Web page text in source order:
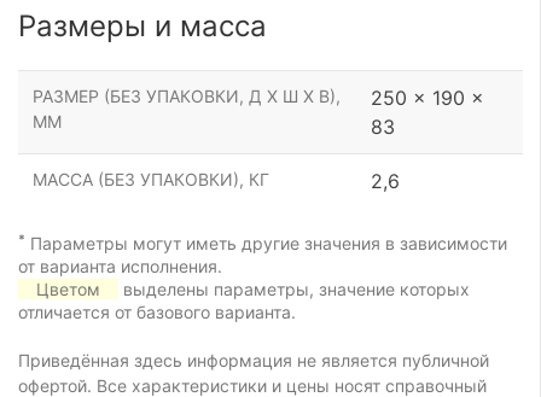
Размеры и масса
РАЗМЕР (БЕЗ УПАКОВКИ, Д Х Ш Х В),
ММ
250 x 190 x
83
МАССА (БЕЗ УПАКОВКИ), КГ 2,6
* Параметры могут иметь другие значения в зависимости
от варианта исполнения.
Цветом
выделены параметры, значение которых
отличается от базового варианта.
Приведённая здесь информация не является публичной
офертой. Все характеристики и цены носят справочный